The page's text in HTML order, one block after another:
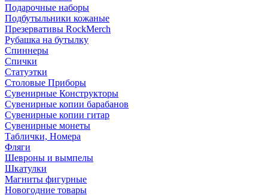
Подарочные наборы
Подбутыльники кожаные
Презервативы RockMerch
Рубашка на бутылку
Спиннеры
Спички
Статуэтки
Столовые Приборы
Сувенирные Конструкторы
Сувенирные копии барабанов
Сувенирные копии гитар
Сувенирные монеты
Таблички, Номера
Фляги
Шевроны и вымпелы
Шкатулки
Магниты фигурные
Новогодние товары